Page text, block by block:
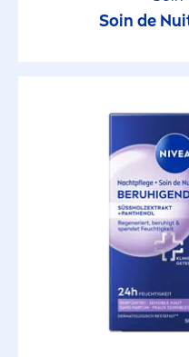
Soin de